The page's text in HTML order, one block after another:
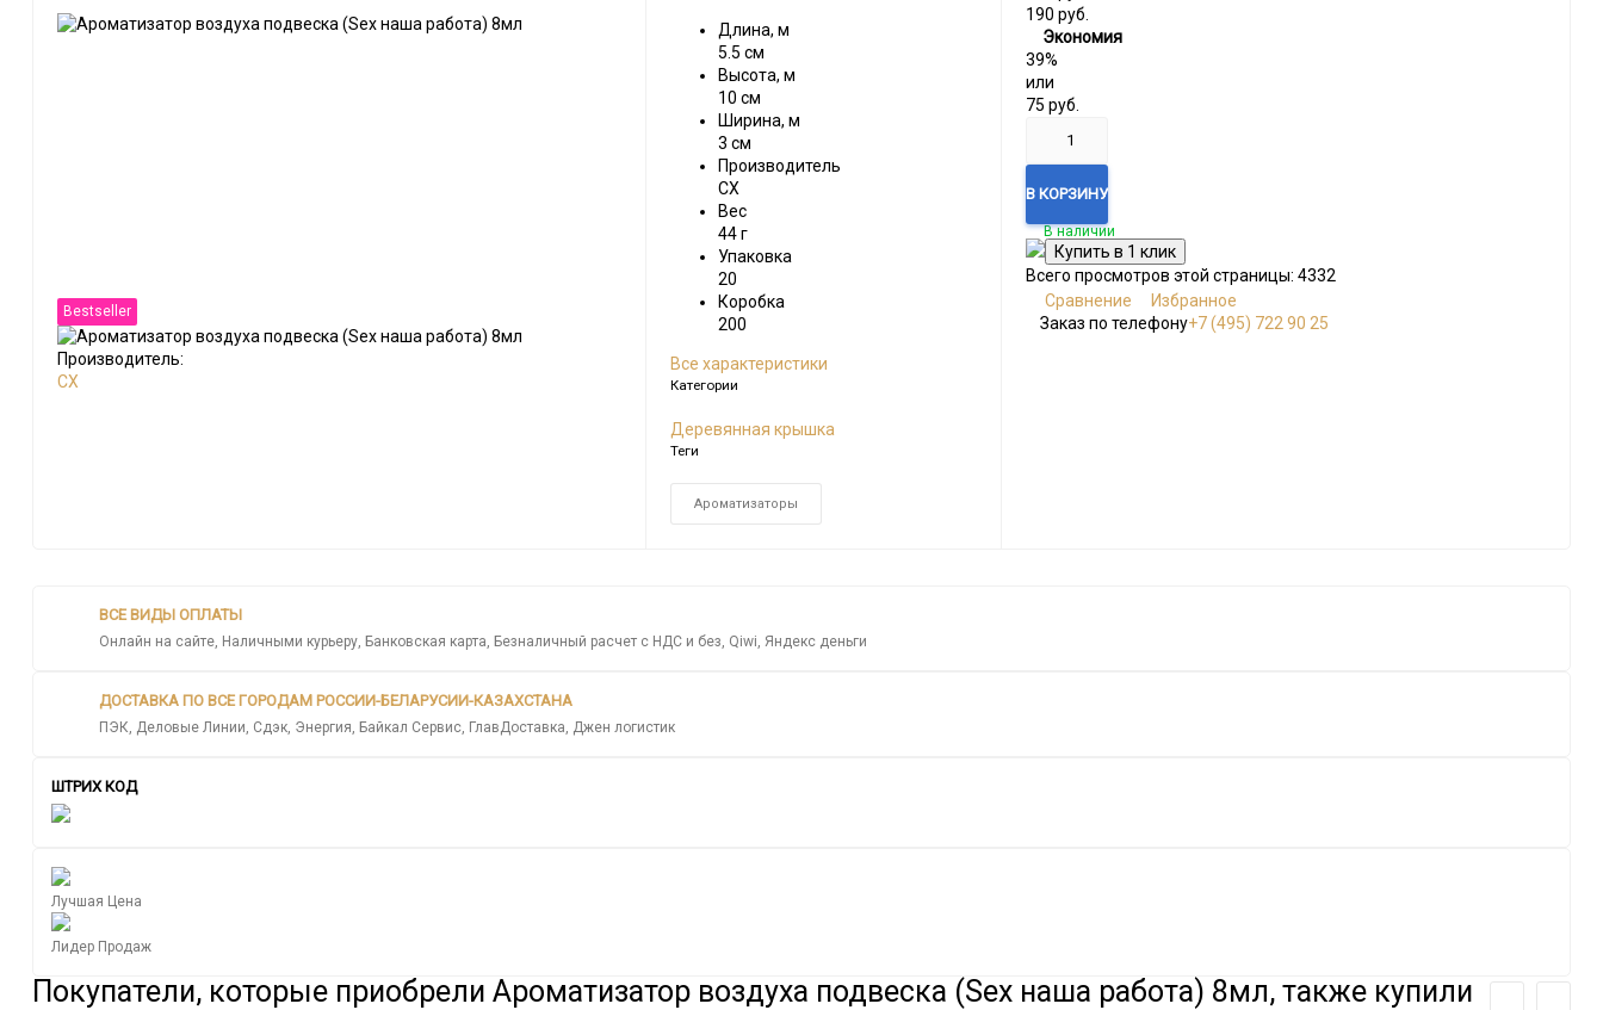
Bestseller
Производитель:
CX
Длина, м
5.5 см
Высота, м
10 см
Ширина, м
3 см
Производитель
CX
Вес
44 г
Упаковка
20
Коробка
200
Все характеристики
Категории
Деревянная крышка
Теги
Ароматизаторы
190 руб.
Экономия
39%
или
75 руб.
В КОРЗИНУ
В наличии
Всего просмотров этой страницы: 4332
Сравнение
Избранное
Заказ по телефону+7 (495) 722 90 25
ВСЕ ВИДЫ ОПЛАТЫ
Онлайн на сайте, Наличными курьеру, Банковская карта, Безналичный расчет с НДС и без, Qiwi, Яндекс деньги
ДОСТАВКА ПО ВСЕ ГОРОДАМ РОССИИ-БЕЛАРУСИИ-КАЗАХСТАНА
ПЭК, Деловые Линии, Сдэк, Энергия, Байкал Сервис, ГлавДоставка, Джен логистик
ШТРИХ КОД
Лучшая Цена
Лидер Продаж
Покупатели, которые приобрели Ароматизатор воздуха подвеска (Sex наша работа) 8мл, также купили